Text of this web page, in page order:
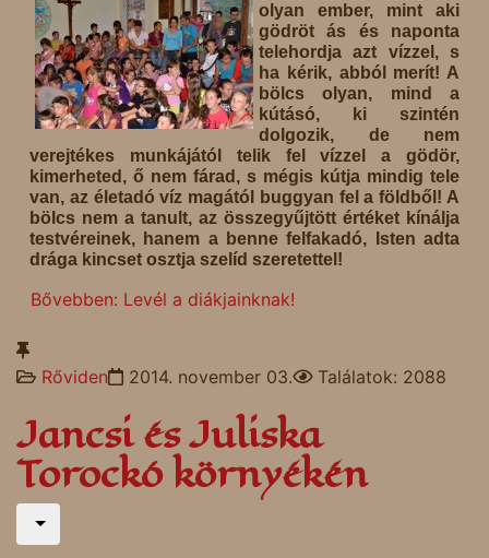
olyan ember, mint aki
gödröt ás és naponta
telehordja azt vízzel, s
ha kérik, abból merít! A
bölcs olyan, mind a
kútásó, ki szintén
dolgozik, de nem
verejtékes munkájától telik fel vízzel a gödör,
kimerheted, ő nem fárad, s mégis kútja mindig tele
van, az életadó víz magától buggyan fel a földből! A
bölcs nem a tanult, az összegyűjtött értéket kínálja
testvéreinek, hanem a benne felfakadó, Isten adta
drága kincset osztja szelíd szeretettel!
Bővebben: Levél a diákjainknak!
Rőviden 2014. november 03. Találatok: 2088
Jancsi és Juliska
Torockó környékén